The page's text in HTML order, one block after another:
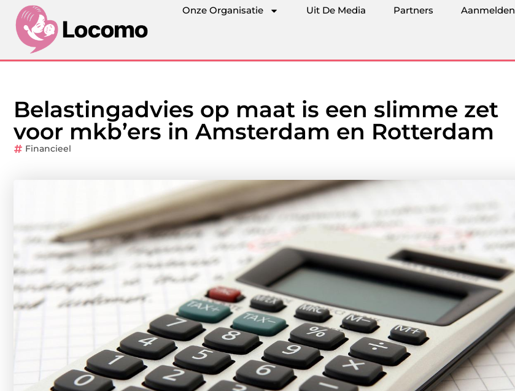
Onze Organisatie Uit De Media Partners Aanmelden
Belastingadvies op maat is een slimme zet
voor mkb’ers in Amsterdam en Rotterdam
Financieel